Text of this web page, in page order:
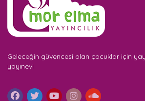
Geleceğin güvencesi olan çocuklar için
yayınevi